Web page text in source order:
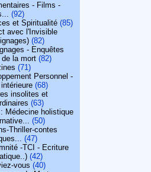
- Films -
(92)
et Spiritualité (85)
avec l'Invisible
(82)
- Enquêtes
de la mort (82)
(71)
Personnel -
(68)
insolites et
(63)
Médecine holistique
(50)
Thriller-contes
(47)
-TCI - Ecriture
(42)
vous (40)